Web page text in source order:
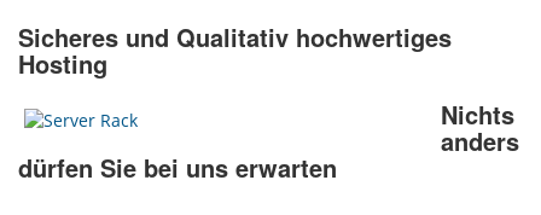
Sicheres und Qualitativ hochwertiges
Hosting
Nichts
anders
dürfen Sie bei uns erwarten